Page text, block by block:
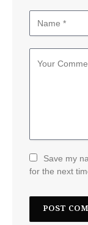
Save my
for the next